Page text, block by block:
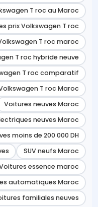
T roc au Maroc
prix Volkswagen T roc
T roc maroc
T roc hybride neuve
T roc comparatif
T roc Maroc
Voitures neuves Maroc
neuves Maroc
moins de 200 000 DH
SUV neufs Maroc
essence maroc
automatiques Maroc
familiales neuves